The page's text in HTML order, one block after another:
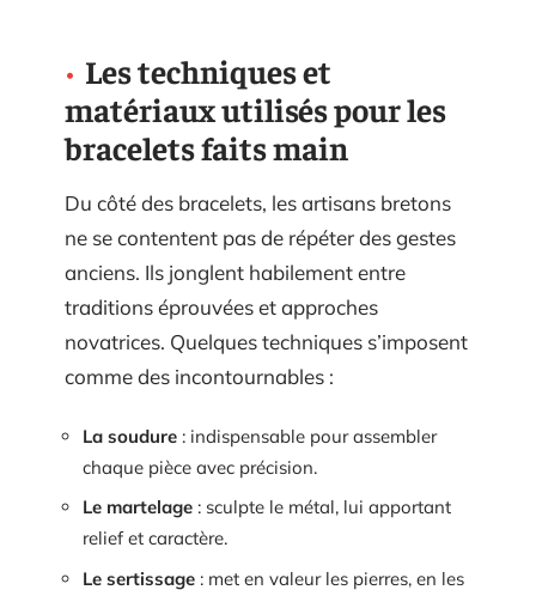
Les techniques et
matériaux utilisés pour les
bracelets faits main
Du côté des bracelets, les artisans bretons
ne se contentent pas de répéter des gestes
anciens. Ils jonglent habilement entre
traditions éprouvées et approches
novatrices. Quelques techniques s’imposent
comme des incontournables :
La soudure : indispensable pour assembler
chaque pièce avec précision.
Le martelage : sculpte le métal, lui apportant
relief et caractère.
Le sertissage : met en valeur les pierres, en les